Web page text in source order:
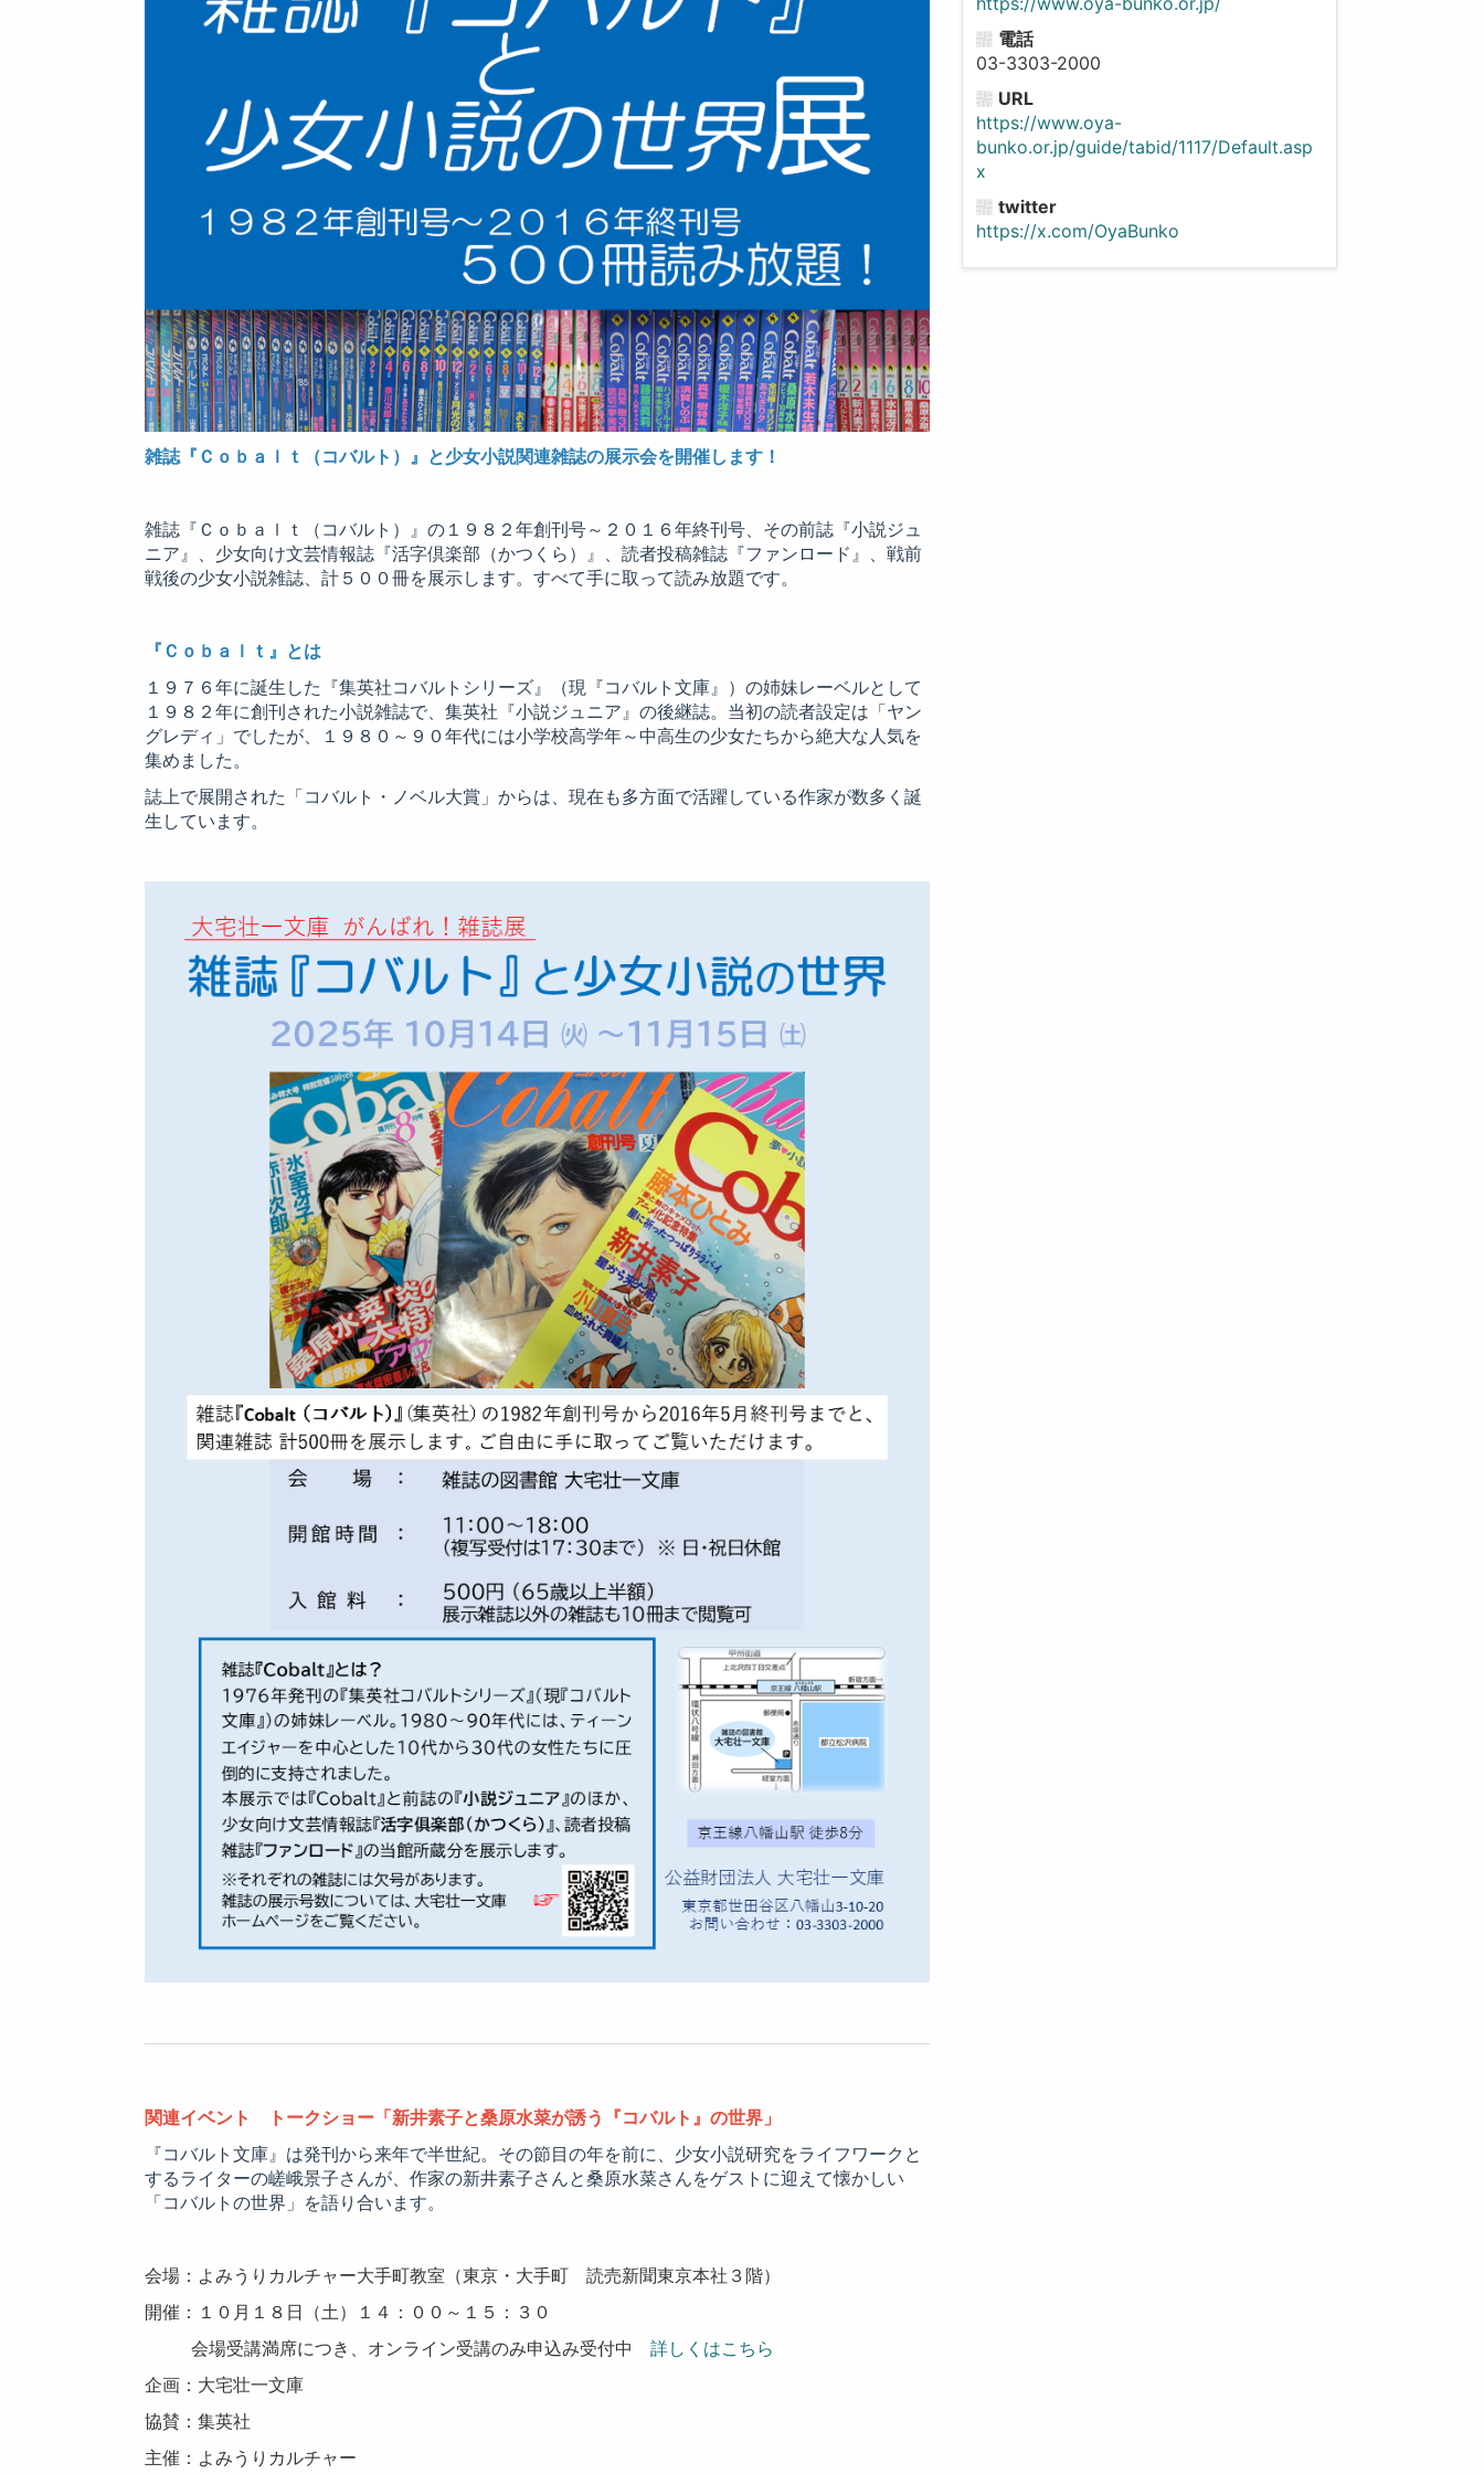
雑誌『Ｃｏｂａｌｔ（コバルト）』と少女小説関連雑誌の展示会を開催します！
雑誌『Ｃｏｂａｌｔ（コバルト）』の１９８２年創刊号～２０１６年終刊号、その前誌『小説ジュ
ニア』、少女向け文芸情報誌『活字倶楽部（かつくら）』、読者投稿雑誌『ファンロード』、戦前
戦後の少女小説雑誌、計５００冊を展示します。すべて手に取って読み放題です。
『Ｃｏｂａｌｔ』とは
１９７６年に誕生した『集英社コバルトシリーズ』（現『コバルト文庫』）の姉妹レーベルとして
１９８２年に創刊された小説雑誌で、集英社『小説ジュニア』の後継誌。当初の読者設定は「ヤン
グレディ」でしたが、１９８０～９０年代には小学校高学年～中高生の少女たちから絶大な人気を
集めました。
誌上で展開された「コバルト・ノベル大賞」からは、現在も多方面で活躍している作家が数多く誕
生しています。
関連イベント トークショー「新井素子と桑原水菜が誘う『コバルト』の世界」
『コバルト文庫』は発刊から来年で半世紀。その節目の年を前に、少女小説研究をライフワークと
するライターの嵯峨景子さんが、作家の新井素子さんと桑原水菜さんをゲストに迎えて懐かしい
「コバルトの世界」を語り合います。
会場：よみうりカルチャー大手町教室（東京・大手町 読売新聞東京本社３階）
開催：１０月１８日（土）１４：００～１５：３０
会場受講満席につき、オンライン受講のみ申込み受付中詳しくはこちら
企画：大宅壮一文庫
協賛：集英社
主催：よみうりカルチャー
電話
03-3303-2000
URL
https://www.oya-
bunko.or.jp/guide/tabid/1117/Default.asp
x
twitter
https://x.com/OyaBunko